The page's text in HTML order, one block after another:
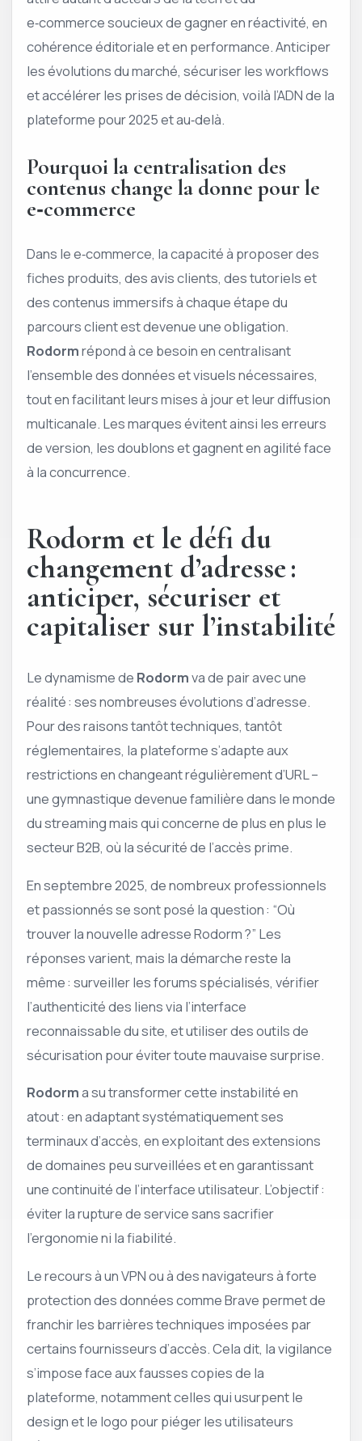
e‑commerce soucieux de gagner en réactivité, en
cohérence éditoriale et en performance. Anticiper
les évolutions du marché, sécuriser les workflows
et accélérer les prises de décision, voilà l’ADN de la
plateforme pour 2025 et au‑delà.
Pourquoi la centralisation des
contenus change la donne pour le
e‑commerce
Dans le e‑commerce, la capacité à proposer des
fiches produits, des avis clients, des tutoriels et
des contenus immersifs à chaque étape du
parcours client est devenue une obligation.
Rodormrépond à ce besoin en centralisant
l’ensemble des données et visuels nécessaires,
tout en facilitant leurs mises à jour et leur diffusion
multicanale. Les marques évitent ainsi les erreurs
de version, les doublons et gagnent en agilité face
à la concurrence.
Rodorm et le défi du
changement d’adresse :
anticiper, sécuriser et
capitaliser sur l’instabilité
Le dynamisme de Rodormva de pair avec une
réalité : ses nombreuses évolutions d’adresse.
Pour des raisons tantôt techniques, tantôt
réglementaires, la plateforme s’adapte aux
restrictions en changeant régulièrement d’URL –
une gymnastique devenue familière dans le monde
du streaming mais qui concerne de plus en plus le
secteur B2B, où la sécurité de l’accès prime.
En septembre 2025, de nombreux professionnels
et passionnés se sont posé la question : “Où
trouver la nouvelle adresse Rodorm ?” Les
réponses varient, mais la démarche reste la
même : surveiller les forums spécialisés, vérifier
l’authenticité des liens via l’interface
reconnaissable du site, et utiliser des outils de
sécurisation pour éviter toute mauvaise surprise.
Rodorma su transformer cette instabilité en
atout : en adaptant systématiquement ses
terminaux d’accès, en exploitant des extensions
de domaines peu surveillées et en garantissant
une continuité de l’interface utilisateur. L’objectif :
éviter la rupture de service sans sacrifier
l’ergonomie ni la fiabilité.
Le recours à un VPN ou à des navigateurs à forte
protection des données comme Brave permet de
franchir les barrières techniques imposées par
certains fournisseurs d’accès. Cela dit, la vigilance
s’impose face aux fausses copies de la
plateforme, notamment celles qui usurpent le
design et le logo pour piéger les utilisateurs